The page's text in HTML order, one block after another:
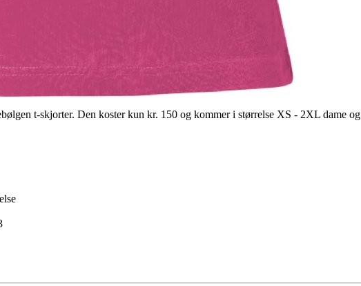
t-skjorter. Den koster kun kr. 150 og kommer i størrelse XS - 2XL dame